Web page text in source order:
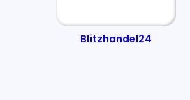
Blitzhandel24